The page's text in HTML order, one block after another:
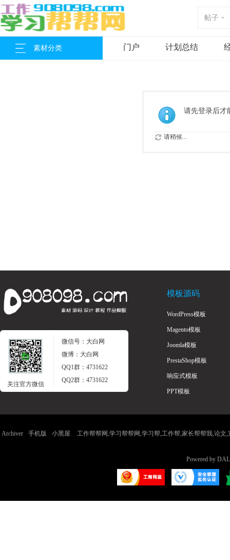
帖子
素材分类 门户 计划总结
请先登录后才
请稍候...
关注官方微信
微信号：大白网
微博：大白网
QQ1群：4731622
QQ2群：4731622
模板源码
WordPress模板
Magento模板
Joomla模板
PrestaShop模板
响应式模板
PPT模板
Archiver 手机版 小黑屋 工作帮帮网,学习帮帮网,学习帮,工作帮,家长帮帮我,论
Powered by